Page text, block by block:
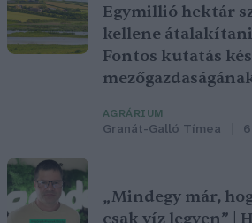
Egymillió hektár
kellene átalakítani
Fontos kutatás
AGRÁRIUM
Granát-Galló Tímea
„Mindegy már,
csak víz legyen” |